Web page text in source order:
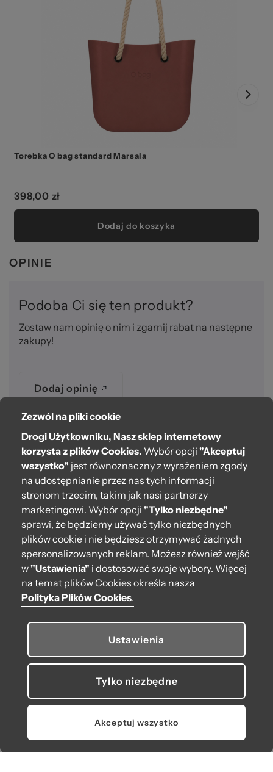
Torebka O bag standard Marsala
398,00 zł
Dodaj do koszyka
OPINIE
Podoba Ci się ten produkt?
Zostaw nam opinię o nim i zgarnij rabat na następne
zakupy!
Dodaj opinię
O bag
Pomoc
Moje O bag
Kontakt
222 571 414
bok@obagstore.pl
WhatsApp O bag Polska
Zezwól na pliki cookie
Drogi Użytkowniku, Nasz sklep internetowy
korzysta z plików Cookies. Wybór opcji "Akceptuj
wszystko" jest równoznaczny z wyrażeniem zgody
na udostępnianie przez nas tych informacji
stronom trzecim, takim jak nasi partnerzy
marketingowi. Wybór opcji "Tylko niezbędne"
sprawi, że będziemy używać tylko niezbędnych
plików cookie i nie będziesz otrzymywać żadnych
spersonalizowanych reklam. Możesz również wejść
w"Ustawienia" i dostosować swoje wybory. Więcej
na temat plików Cookies określa nasza
Polityka Plików Cookies.
Ustawienia
Tylko niezbędne
Akceptuj wszystko